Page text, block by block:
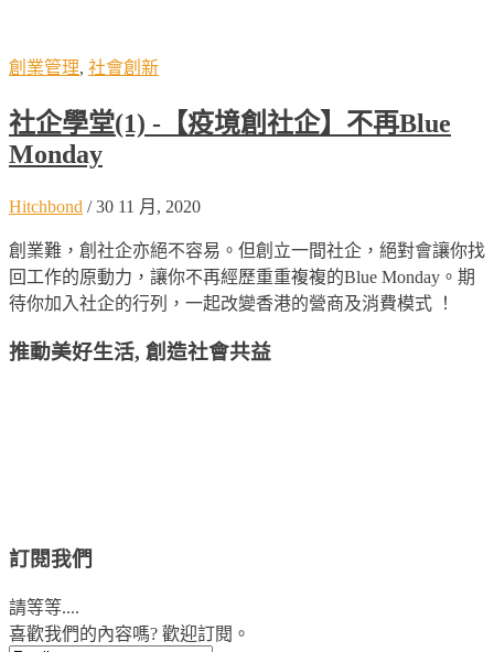
創業管理, 社會創新
社企學堂(1) -【疫境創社企】不再Blue
Monday
Hitchbond /30 11 月, 2020
創業難，創社企亦絕不容易。但創立一間社企，絕對會讓你找
回工作的原動力，讓你不再經歷重重複複的Blue Monday。期
待你加入社企的行列，一起改變香港的營商及消費模式 ！
推動美好生活, 創造社會共益
訂閱我們
請等等....
喜歡我們的內容嗎? 歡迎訂閱。